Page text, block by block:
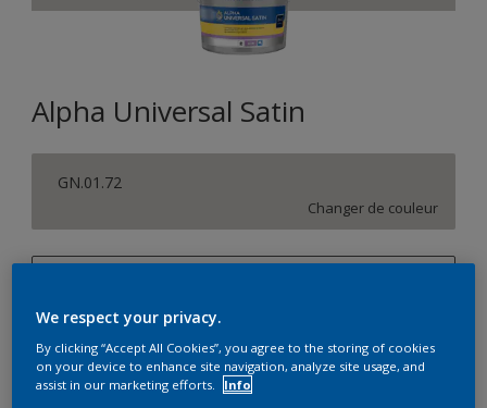
Alpha Universal Satin
GN.01.72
Changer de couleur
1L
5L
Quantité Calculateur de peinture
We respect your privacy.
By clicking “Accept All Cookies”, you agree to the storing of cookies
on your device to enhance site navigation, analyze site usage, and
assist in our marketing efforts.
Info